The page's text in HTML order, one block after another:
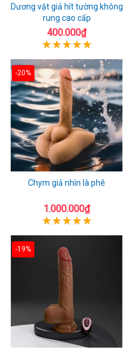
Dương vật giả hít tường không
rung cao cấp
400.000₫
-20%
Chym giả nhìn là phê
1.000.000₫
-19%